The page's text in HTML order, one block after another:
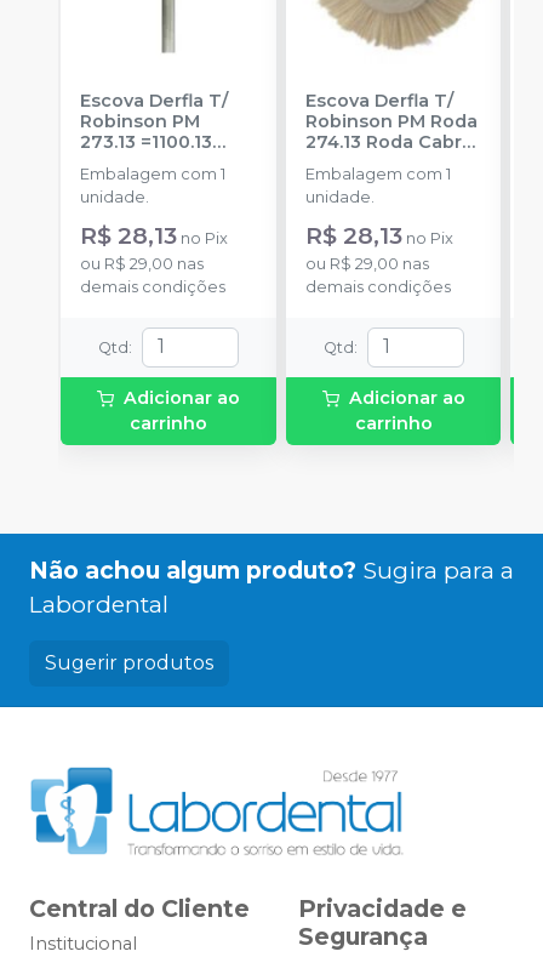
Escova Derfla T/
Robinson PM
273.13 =1100.13
Roda Cabra 19mm
A. BECHT
Embalagem com 1
unidade.
R$ 28,13 no Pix
ou R$ 29,00 nas
demais condições
Qtd :
Adicionar ao
carrinho
Escova Derfla T/
Robinson PM Roda
274.13 Roda Cabra
22mm
Embalagem com 1
unidade.
R$ 28,13 no Pix
ou R$ 29,00 nas
demais condições
Qtd :
Adicionar ao
carrinho
Não achou algum produto? Sugira para a
Labordental
Sugerir produtos
Central do Cliente
Institucional
Privacidade e
Segurança